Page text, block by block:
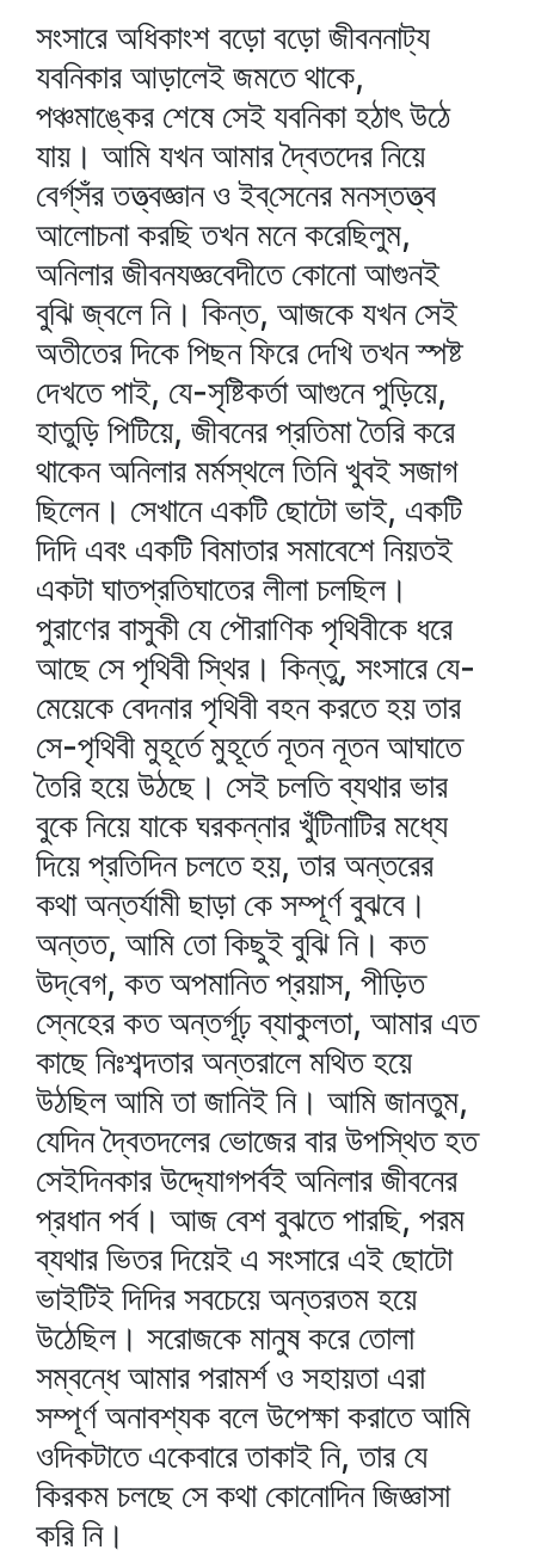
সংসারে অধিকাংশ বড়ো বড়ো জীবননাট্য
যবনিকার আড়ালেই জমতে থাকে,
পঞ্চমাঙ্কের শেষে সেই যবনিকা হঠাৎ উঠে
যায়। আমি যখন আমার দ্বৈতদের নিয়ে
বের্গ্‌সঁর তত্ত্বজ্ঞান ও ইব্‌সেনের মনস্তত্ত্ব
আলোচনা করছি তখন মনে করেছিলুম,
অনিলার জীবনযজ্ঞবেদীতে কোনো আগুনই
বুঝি জ্বলে নি। কিন্ত, আজকে যখন সেই
অতীতের দিকে পিছন ফিরে দেখি তখন স্পষ্ট
দেখতে পাই, যে-সৃষ্টিকর্তা আগুনে পুড়িয়ে,
হাতুড়ি পিটিয়ে, জীবনের প্রতিমা তৈরি করে
থাকেন অনিলার মর্মস্থলে তিনি খুবই সজাগ
ছিলেন। সেখানে একটি ছোটো ভাই, একটি
দিদি এবং একটি বিমাতার সমাবেশে নিয়তই
একটা ঘাতপ্রতিঘাতের লীলা চলছিল।
পুরাণের বাসুকী যে পৌরাণিক পৃথিবীকে ধরে
আছে সে পৃথিবী স্থির। কিন্তু, সংসারে যে-
মেয়েকে বেদনার পৃথিবী বহন করতে হয় তার
সে-পৃথিবী মুহূর্তে মুহূর্তে নূতন নূতন আঘাতে
তৈরি হয়ে উঠছে। সেই চলতি ব্যথার ভার
বুকে নিয়ে যাকে ঘরকন্নার খুঁটিনাটির মধ্যে
দিয়ে প্রতিদিন চলতে হয়, তার অন্তরের
কথা অন্তর্যামী ছাড়া কে সম্পূর্ণ বুঝবে।
অন্তত, আমি তো কিছুই বুঝি নি। কত
উদ্‌বেগ, কত অপমানিত প্রয়াস, পীড়িত
স্নেহের কত অন্তর্গূঢ় ব্যাকুলতা, আমার এত
কাছে নিঃশব্দতার অন্তরালে মথিত হয়ে
উঠছিল আমি তা জানিই নি। আমি জানতুম,
যেদিন দ্বৈতদলের ভোজের বার উপস্থিত হত
সেইদিনকার উদ্দ্যোগপর্বই অনিলার জীবনের
প্রধান পর্ব। আজ বেশ বুঝতে পারছি, পরম
ব্যথার ভিতর দিয়েই এ সংসারে এই ছোটো
ভাইটিই দিদির সবচেয়ে অন্তরতম হয়ে
উঠেছিল। সরোজকে মানুষ করে তোলা
সম্বন্ধে আমার পরামর্শ ও সহায়তা এরা
সম্পূর্ণ অনাবশ্যক বলে উপেক্ষা করাতে আমি
ওদিকটাতে একেবারে তাকাই নি, তার যে
কিরকম চলছে সে কথা কোনোদিন জিজ্ঞাসা
করি নি।